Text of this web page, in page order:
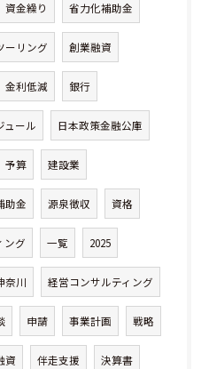
資金繰り 省力化補助金
ーリング 創業融資
金利低減 銀行
ュール 日本政策金融公庫
予算 建設業
助金 源泉徴収 資格
ング 一覧 2025
奈川 経営コンサルティング
申請 事業計画 戦略
資 伴走支援 決算書